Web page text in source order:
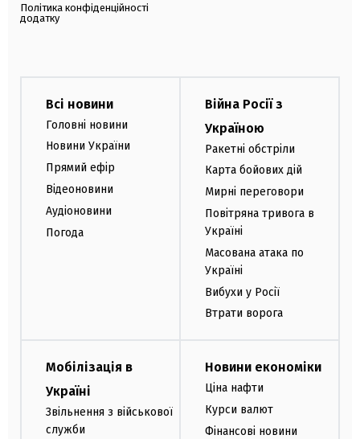
Політика конфіденційності
додатку
Всі новини
Головні новини
Новини України
Прямий ефір
Відеоновини
Аудіоновини
Погода
Війна Росії з
Україною
Ракетні обстріли
Карта бойових дій
Мирні переговори
Повітряна тривога в
Україні
Масована атака по
Україні
Вибухи у Росії
Втрати ворога
Мобілізація в
Україні
Звільнення з військової
служби
Новини економіки
Ціна нафти
Курси валют
Фінансові новини